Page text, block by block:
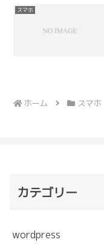
スマホ
ホーム
スマホ
カテゴリー
wordpress